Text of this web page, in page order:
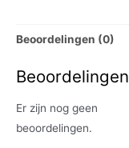
Beoordelingen (0)
Beoordelingen
Er zijn nog geen
beoordelingen.